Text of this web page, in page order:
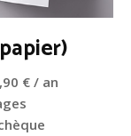
€ / an